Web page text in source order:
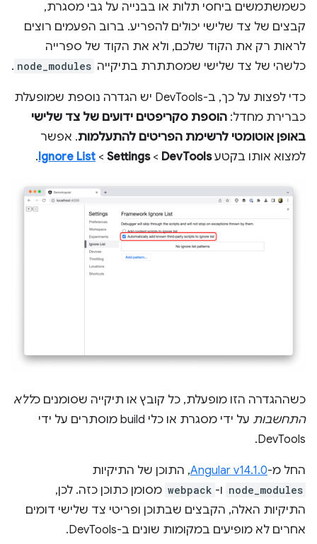
כשמשתמשים ביחסי תלות או בבנייה על גבי מסגרת,
קבצים של צד שלישי יכולים להפריע. ברוב הפעמים רוצים
לראות רק את הקוד שלכם, ולא את הקוד של ספרייה
כלשהי של צד שלישי שמסתתרת בתיקייה node_modules
.
כדי לפצות על כך, ב-DevTools יש הגדרה נוספת שמופעלת
כברירת מחדל: הוספת סקריפטים ידועים של צד שלישי
באופן אוטומטי לרשימת הפריטים להתעלמות. אפשר
למצוא אותו בקטעDevTools
‏ >
Settings
‏ >
Ignore List
.
כשההגדרה הזו מופעלת, כל קובץ או תיקייה שסומנים כללא
התחשבות
על ידי מסגרת או כלי build מוסתרים על ידי
DevTools.
החל מ-Angular v14.1.0, התוכן של התיקיות
node_modules ו- webpack מסומן כתוכן כזה. לכן,
התיקיות האלה, הקבצים שבתוכן ופריטי צד שלישי דומים
אחרים לא מופיעים במקומות שונים ב-DevTools.